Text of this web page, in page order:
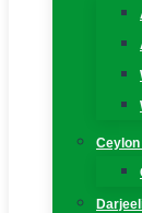
Ceylon